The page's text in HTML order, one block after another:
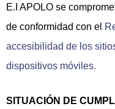
E.I APOLO se
de conformidad con el
accesibilidad de los
dispositivos móviles.
SITUACIÓN DE